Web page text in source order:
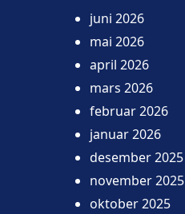
juni 2026
mai 2026
april 2026
mars 2026
februar 2026
januar 2026
desember 2025
november 2025
oktober 2025